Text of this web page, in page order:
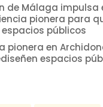
de Málaga impulsa
pionera para
públicos
pionera en
espacios